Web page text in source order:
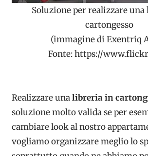
Soluzione per realizzare
cartongesso
(immagine di Exentriq
Fonte: https://
Realizzare unalibreria in
soluzione molto valida se per
cambiare look al nostro
vogliamo organizzare meglio lo